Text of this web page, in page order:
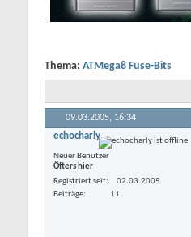
-
Thema: ATMega8 Fuse-Bits
09.03.2005, 16:34
echocharly
Neuer Benutzer
Öfters hier
Registriert seit
02.03.2005
Beiträge
11